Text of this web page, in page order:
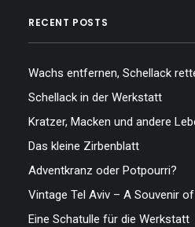
RECENT POSTS
Wachs entfernen, Schellack
Schellack in der Werkstatt
Kratzer, Macken und andere
Das kleine Zirbenblatt
Adventkranz oder Potpourri?
Vintage Tel Aviv – A Souvenir of
Eine Schatulle für die Werkstatt